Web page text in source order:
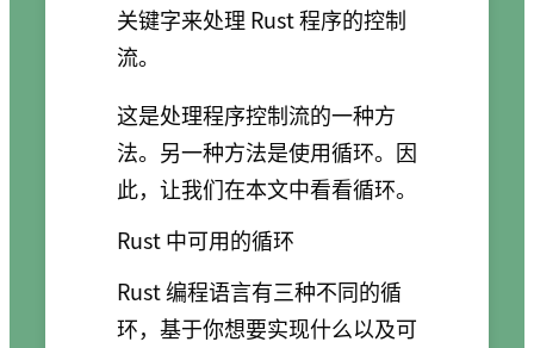
关键字来处理 Rust 程序的控制
流。
这是处理程序控制流的一种方
法。另一种方法是使用循环。因
此，让我们在本文中看看循环。
Rust 中可用的循环
Rust 编程语言有三种不同的循
环，基于你想要实现什么以及可